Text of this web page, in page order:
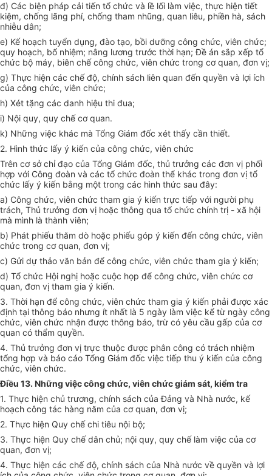
đ) Các biện pháp cải tiến tổ chức và lề lối làm việc, thực hiện tiết
kiệm, chống lãng phí, chống tham nhũng, quan liêu, phiền hà, sách
nhiễu dân;
e) Kế hoạch tuyển dụng, đào tạo, bồi dưỡng công chức, viên chức;
quy hoạch, bổ nhiệm; nâng lương trước thời hạn; Đề án sắp xếp tổ
chức bộ máy, biên chế công chức, viên chức trong cơ quan, đơn vị;
g) Thực hiện các chế độ, chính sách liên quan đến quyền và lợi ích
của công chức, viên chức;
h) Xét tặng các danh hiệu thi đua;
i) Nội quy, quy chế cơ quan.
k) Những việc khác mà Tổng Giám đốc xét thấy cần thiết.
2. Hình thức lấy ý kiến của công chức, viên chức
Trên cơ sở chỉ đạo của Tổng Giám đốc, thủ trưởng các đơn vị phối
hợp với Công đoàn và các tổ chức đoàn thể khác trong đơn vị tổ
chức lấy ý kiến bằng một trong các hình thức sau đây:
a) Công chức, viên chức tham gia ý kiến trực tiếp với người phụ
trách, Thủ trưởng đơn vị hoặc thông qua tổ chức chính trị - xã hội
mà mình là thành viên;
b) Phát phiếu thăm dò hoặc phiếu góp ý kiến đến công chức, viên
chức trong cơ quan, đơn vị;
c) Gửi dự thảo văn bản để công chức, viên chức tham gia ý kiến;
d) Tổ chức Hội nghị hoặc cuộc họp để công chức, viên chức cơ
quan, đơn vị tham gia ý kiến.
3. Thời hạn để công chức, viên chức tham gia ý kiến phải được xác
định tại thông báo nhưng ít nhất là 5 ngày làm việc kể từ ngày công
chức, viên chức nhận được thông báo, trừ có yêu cầu gấp của cơ
quan có thẩm quyền.
4. Thủ trưởng đơn vị trực thuộc được phân công có trách nhiệm
tổng hợp và báo cáo Tổng Giám đốc việc tiếp thu ý kiến của công
chức, viên chức.
Điều 13. Những việc công chức, viên chức giám sát, kiểm tra
1. Thực hiện chủ trương, chính sách của Đảng và Nhà nước, kế
hoạch công tác hàng năm của cơ quan, đơn vị;
2. Thực hiện Quy chế chi tiêu nội bộ;
3. Thực hiện Quy chế dân chủ; nội quy, quy chế làm việc của cơ
quan, đơn vị;
4. Thực hiện các chế độ, chính sách của Nhà nước về quyền và lợi